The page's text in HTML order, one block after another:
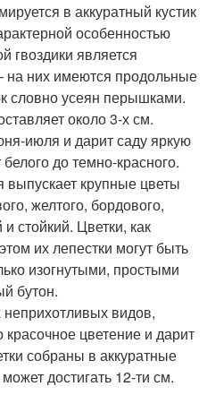
в аккуратный кустик
особенностью
гвоздики является
на них имеются продольные
словно усеян перышками.
около 3-х см.
июля и дарит саду яркую
до темно-красного.
крупные цветы
желтого, бордового,
стойкий. Цветки, как
их лепестки могут быть
изогнутыми, простыми
бутон.
видов,
цветение и дарит
собраны в аккуратные
достигать 12-ти см.